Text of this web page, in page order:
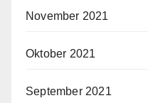
November 2021
Oktober 2021
September 2021